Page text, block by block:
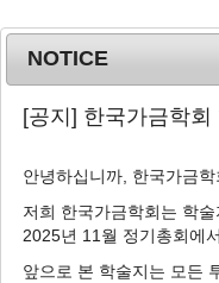
MENU
Advanced
NOTICE
[공지] 한국가금학
안녕하십니까, 한국가금
저희 한국가금학회는 학
2025년 11월 정기총회에
앞으로 본 학술지는 모든